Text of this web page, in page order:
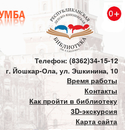
Телефон: (8362)34-15-12
г. Йошкар-Ола, ул. Эшкинина, 10
Время работы
Контакты
Как пройти в библиотеку
3D-экскурсия
Карта сайта